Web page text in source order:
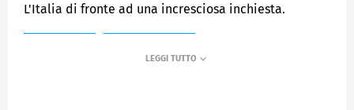
L'Italia di fronte ad una incresciosa inchiesta.